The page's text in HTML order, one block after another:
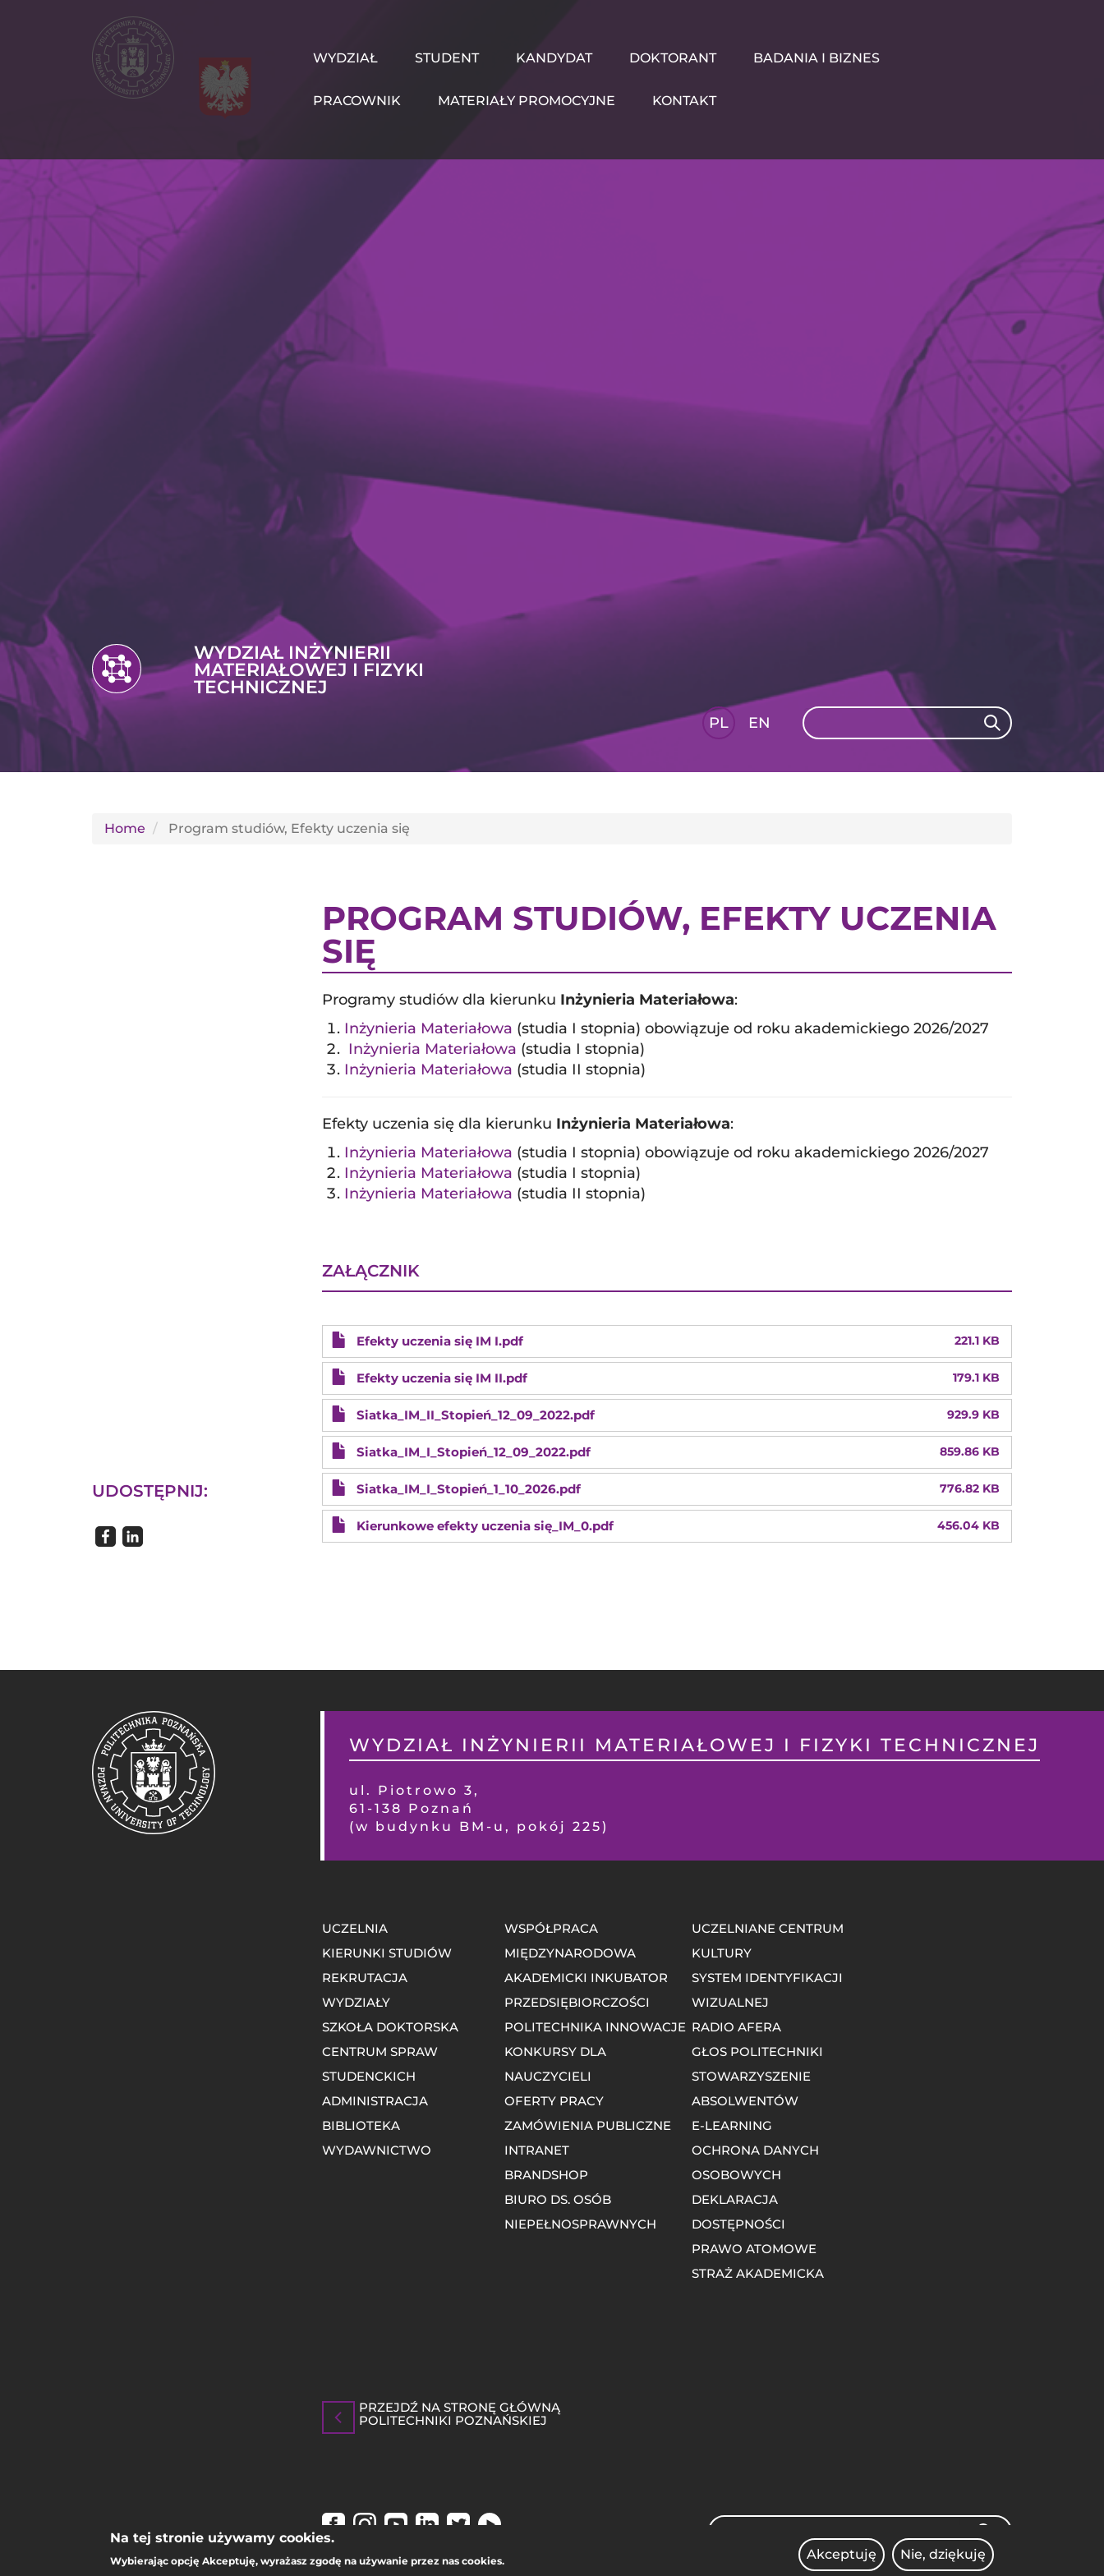
Navigation
WYDZIAŁ STUDENT KANDYDAT DOKTORANT BADANIA I BIZNES
PRACOWNIK MATERIAŁY PROMOCYJNE KONTAKT
WYDZIAŁ INŻYNIERII
MATERIAŁOWEJ I FIZYKI
TECHNICZNEJ
Search Search
PL
EN
Home Program studiów, Efekty uczenia się
UDOSTĘPNIJ:
PROGRAM STUDIÓW, EFEKTY UCZENIA
SIĘ
Programy studiów dla kierunku Inżynieria Materiałowa:
Inżynieria Materiałowa (studia I stopnia) obowiązuje od roku akademickiego 2026/2027
Inżynieria Materiałowa (studia I stopnia)
Inżynieria Materiałowa (studia II stopnia)
Efekty uczenia się dla kierunku Inżynieria Materiałowa:
Inżynieria Materiałowa (studia I stopnia) obowiązuje od roku akademickiego 2026/2027
Inżynieria Materiałowa (studia I stopnia)
Inżynieria Materiałowa (studia II stopnia)
ZAŁĄCZNIK
Efekty uczenia się IM I.pdf 221.1 KB
Efekty uczenia się IM II.pdf 179.1 KB
Siatka_IM_II_Stopień_12_09_2022.pdf 929.9 KB
Siatka_IM_I_Stopień_12_09_2022.pdf 859.86 KB
Siatka_IM_I_Stopień_1_10_2026.pdf 776.82 KB
Kierunkowe efekty uczenia się_IM_0.pdf 456.04 KB
WYDZIAŁ INŻYNIERII MATERIAŁOWEJ I FIZYKI TECHNICZNEJ
ul. Piotrowo 3,
61-138 Poznań
(w budynku BM-u, pokój 225)
UCZELNIA
KIERUNKI STUDIÓW
REKRUTACJA
WYDZIAŁY
SZKOŁA DOKTORSKA
CENTRUM SPRAW
STUDENCKICH
ADMINISTRACJA
BIBLIOTEKA
WYDAWNICTWO
WSPÓŁPRACA
MIĘDZYNARODOWA
AKADEMICKI INKUBATOR
PRZEDSIĘBIORCZOŚCI
POLITECHNIKA INNOWACJE
KONKURSY DLA
NAUCZYCIELI
OFERTY PRACY
ZAMÓWIENIA PUBLICZNE
INTRANET
BRANDSHOP
BIURO DS. OSÓB
NIEPEŁNOSPRAWNYCH
UCZELNIANE CENTRUM
KULTURY
SYSTEM IDENTYFIKACJI
WIZUALNEJ
RADIO AFERA
GŁOS POLITECHNIKI
STOWARZYSZENIE
ABSOLWENTÓW
E-LEARNING
OCHRONA DANYCH
OSOBOWYCH
DEKLARACJA
DOSTĘPNOŚCI
PRAWO ATOMOWE
STRAŻ AKADEMICKA
PRZEJDŹ NA STRONĘ GŁÓWNĄ
POLITECHNIKI POZNAŃSKIEJ
Search
Na tej stronie używamy cookies.
Wybierając opcjęAkceptuję, wyrażasz zgodę na używanie przez nas cookies. Akceptuję Nie, dziękuję